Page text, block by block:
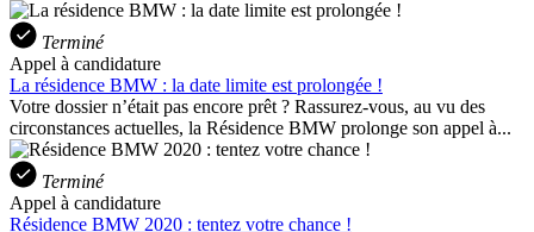
Terminé
Appel à candidature
La résidence BMW : la date limite est prolongée !
Votre dossier n’était pas encore prêt ? Rassurez-vous, au vu des
circonstances actuelles, la Résidence BMW prolonge son appel à...
Terminé
Appel à candidature
Résidence BMW 2020 : tentez votre chance !